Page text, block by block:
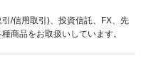
/信用取引)、投資信託、FX、先
商品をお取扱いしています。